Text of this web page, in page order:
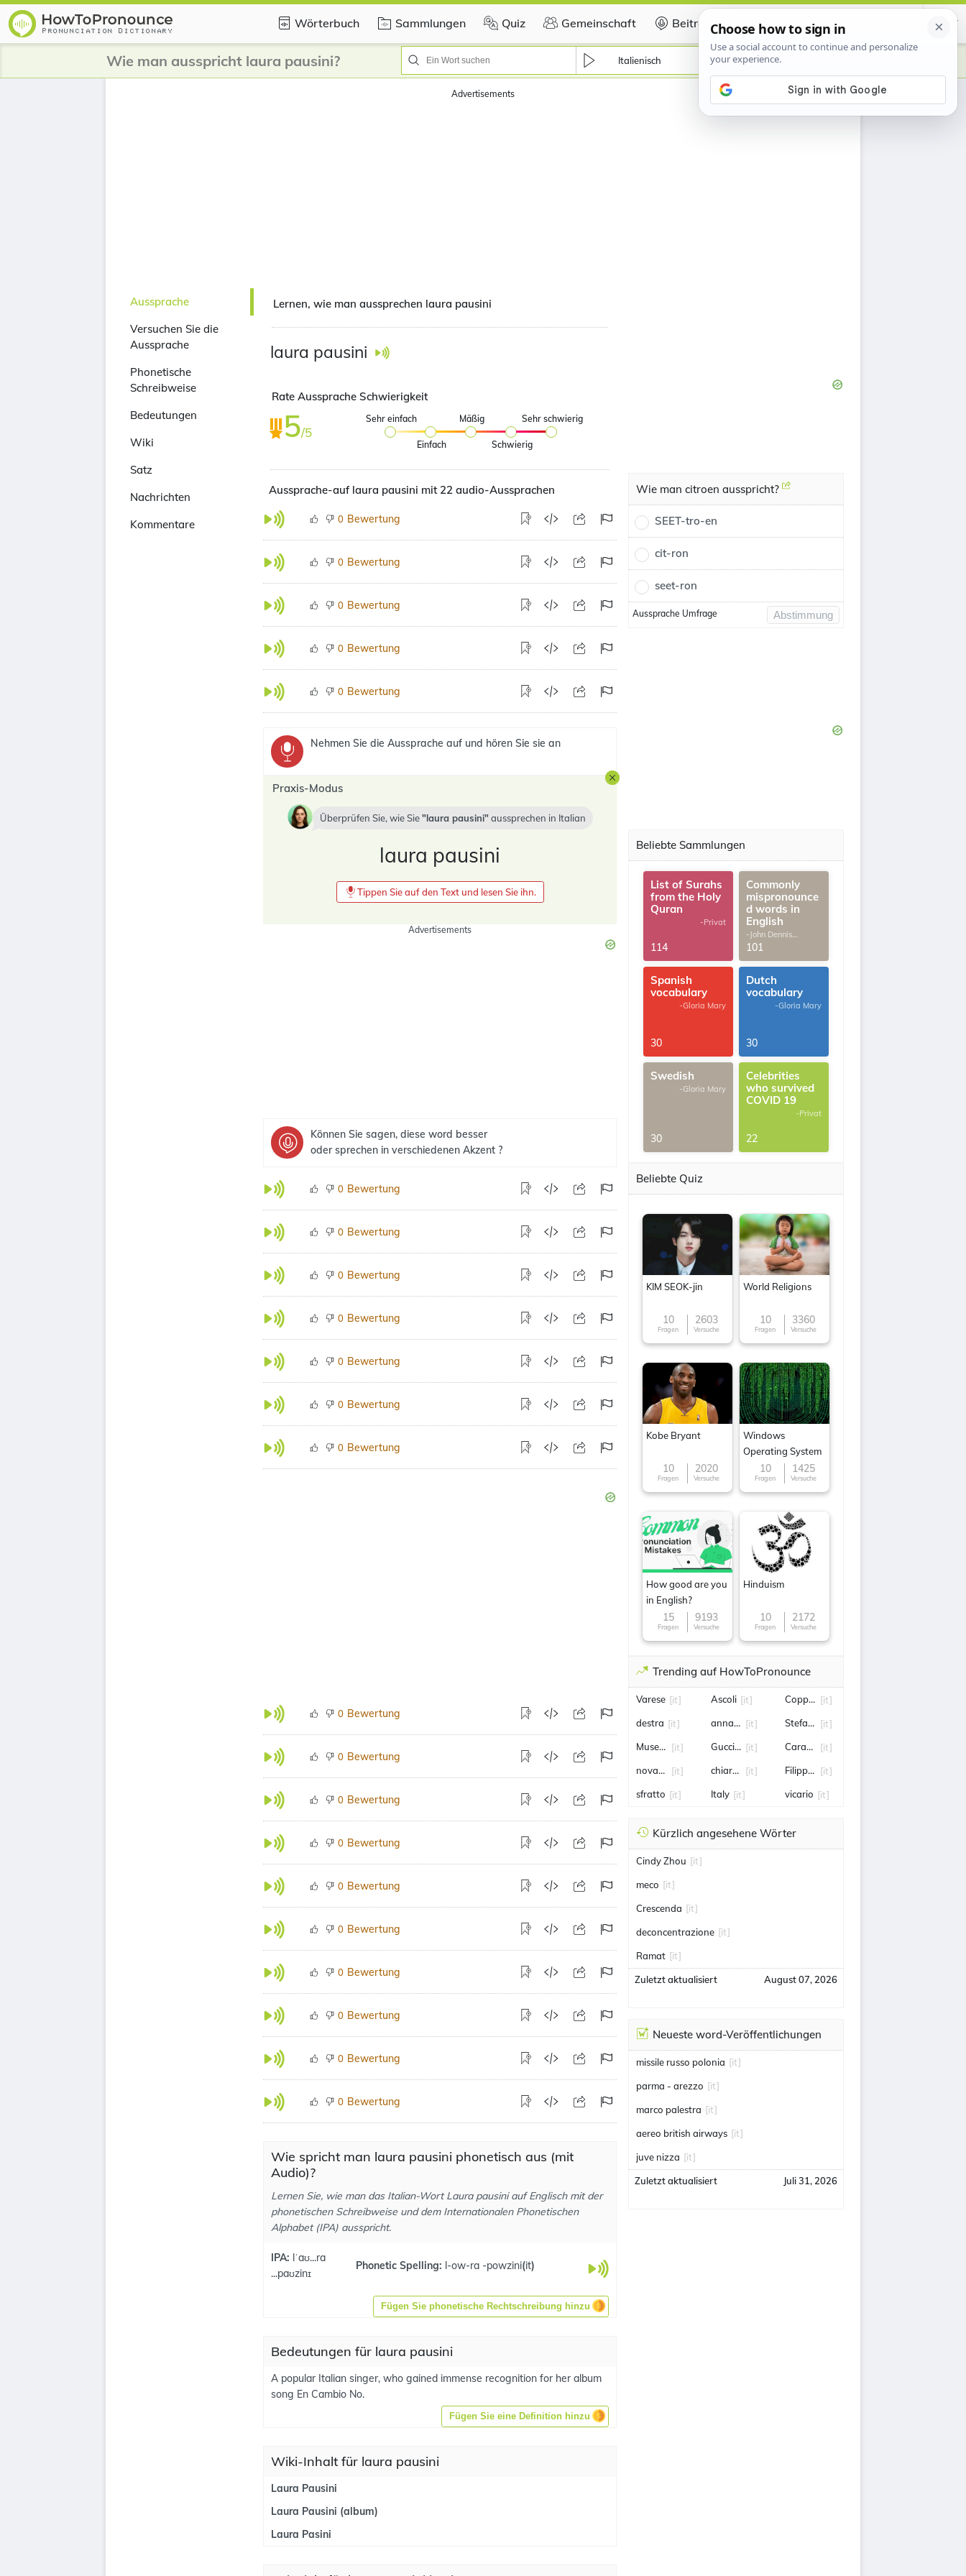
Wörterbuch Sammlungen Quiz Gemeinschaft Beitragen Certificate
Wie man ausspricht laura pausini? Italienisch
Advertisements
Aussprache
Versuchen Sie die
Aussprache
Phonetische
Schreibweise
Bedeutungen
Wiki
Satz
Nachrichten
Kommentare
Lernen, wie man aussprechen laura pausini
laura pausini
Rate Aussprache Schwierigkeit
5/5
Sehr einfach
Einfach
Mäßig
Schwierig
Sehr schwierig
Aussprache-auf laura pausini mit 22 audio-Aussprachen
0 Bewertung
0 Bewertung
0 Bewertung
0 Bewertung
0 Bewertung
Nehmen Sie die Aussprache auf und hören Sie sie an
Praxis-Modus
Überprüfen Sie, wie Sie laura pausini aussprechen in Italian
laura pausini
Tippen Sie auf den Text und lesen Sie ihn.
Advertisements
Können Sie sagen, diese word besser
oder sprechen in verschiedenen Akzent ?
0 Bewertung
0 Bewertung
0 Bewertung
0 Bewertung
0 Bewertung
0 Bewertung
0 Bewertung
0 Bewertung
0 Bewertung
0 Bewertung
0 Bewertung
0 Bewertung
0 Bewertung
0 Bewertung
0 Bewertung
0 Bewertung
0 Bewertung
Wie spricht man laura pausini phonetisch aus (mit
Audio)?
Lernen Sie, wie man das Italian-Wort Laura pausini auf Englisch mit der
phonetischen Schreibweise und dem Internationalen Phonetischen
Alphabet (IPA) ausspricht.
IPA: lˈaʊ...ra
...paʊzinɪ
Phonetic Spelling: l-ow-ra -powzini(it)
Fügen Sie phonetische Rechtschreibung hinzu
Bedeutungen für laura pausini
A popular Italian singer, who gained immense recognition for her album
song En Cambio No.
Fügen Sie eine Definition hinzu
Wiki-Inhalt für laura pausini
Laura Pausini
Laura Pausini (album)
Laura Pasini
Wie man citroen ausspricht?
SEET-tro-en
cit-ron
seet-ron
Aussprache Umfrage Abstimmung
Beliebte Sammlungen
List of Surahs
from the Holy
Quran
-Privat
114
Commonly
mispronounce
d words in
English
-John Dennis
G.Thomas
101
Spanish
vocabulary
-Gloria Mary
30
Dutch
vocabulary
-Gloria Mary
30
Swedish
-Gloria Mary
30
Celebrities
who survived
COVID 19
-Privat
22
Beliebte Quiz
KIM SEOK-jin
10
Fragen
2603
Versuche
World Religions
10
Fragen
3360
Versuche
Kobe Bryant
10
Fragen
2020
Versuche
Windows
Operating System
10
Fragen
1425
Versuche
How good are you
in English?
15
Fragen
9193
Versuche
Hinduism
10
Fragen
2172
Versuche
Trending auf HowToPronounce
Varese [it]
destra [it]
Musetti [it]
novara [it]
sfratto [it]
Ascoli [it]
annalisa[it]
Guccini [it]
chiara ferragni
[it]
Italy [it]
Coppa Italia
[it]
Stefano Bonaccini
[it]
Carabinieri
[it]
Filippo Inzaghi
[it]
vicario [it]
Kürzlich angesehene Wörter
Cindy Zhou [it]
meco [it]
Crescenda [it]
deconcentrazione [it]
Ramat [it]
Zuletzt aktualisiert August 07, 2026
Neueste word-Veröffentlichungen
missile russo polonia [it]
parma - arezzo [it]
marco palestra [it]
aereo british airways [it]
juve nizza [it]
Zuletzt aktualisiert Juli 31, 2026